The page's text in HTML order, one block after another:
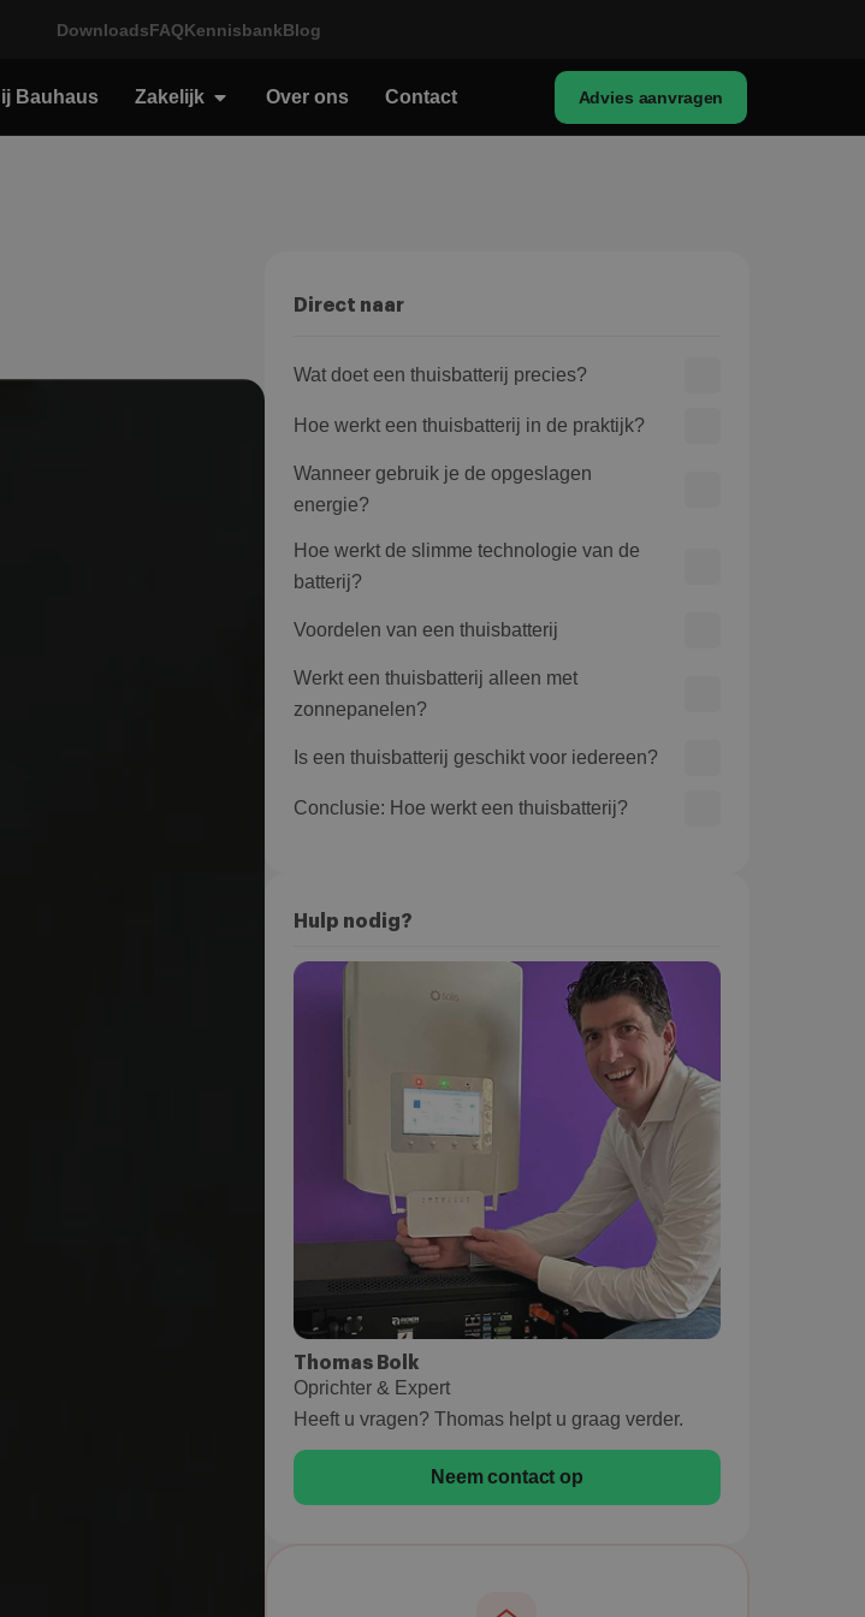
DownloadsFAQKennisbankBlog
Bauhaus Zakelijk Over ons Contact Advies aanvragen
Direct naar
Wat doet een thuisbatterij precies?
Hoe werkt een thuisbatterij in de praktijk?
Wanneer gebruik je de opgeslagen
energie?
Hoe werkt de slimme technologie van de
batterij?
Voordelen van een thuisbatterij
Werkt een thuisbatterij alleen met
zonnepanelen?
Is een thuisbatterij geschikt voor iedereen?
Conclusie: Hoe werkt een thuisbatterij?
Hulp nodig?
Thomas Bolk
Oprichter & Expert
Heeft u vragen? Thomas helpt u graag verder.
Neem contact op